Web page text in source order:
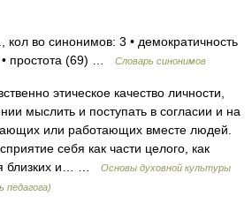
во синонимов: 3 • демократичность
• простота (69) …
Словарь синонимов
этическое качество личности,
мыслить и поступать в согласии и на
или работающих вместе людей.
себя как части целого, как
близких и… …
Основы духовной культуры
педагога)